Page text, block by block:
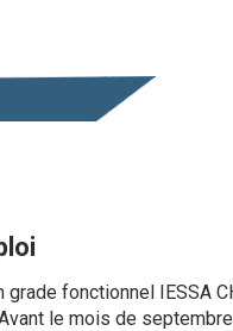
grade fonctionnel
le mois de